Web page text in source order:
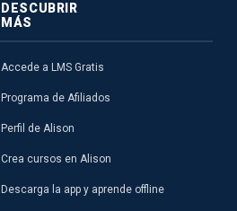
DESCUBRIR
MÁS
Accede a LMS Gratis
Programa de Afiliados
Perfil de Alison
Crea cursos en Alison
Descarga la app y aprende offline